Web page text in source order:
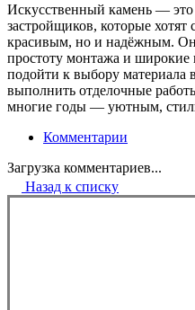
Искусственный камень —
застройщиков, которые хотят
красивым, но и надёжным. Он
простоту монтажа и широкие
подойти к выбору материала
выполнить отделочные
многие годы — уютным,
Комментарии
Загрузка комментариев...
Назад к списку